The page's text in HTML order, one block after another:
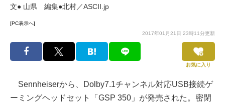
文● 山県 編集●北村／ASCII.jp
[PC表示へ]
2017年01月21日 23時11分更新
お気に入り
Sennheiserから、Dolby7.1チャンネル対応USB接続ゲ
ーミングヘッドセット「GSP 350」が発売された。密閉